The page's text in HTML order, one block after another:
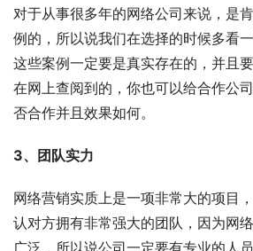
对于从事很多年的网络公司来说，是
例的，所以说我们在选择的时候多看
这些案例一定要是真实存在的，并且
在网上查阅到的，你也可以给合作公
否合作并且效果如何。
3、团队实力
网络营销实质上是一项非常大的项目
认对方拥有非常强大的团队，因为网
广泛，所以说公司一定要有专业的人